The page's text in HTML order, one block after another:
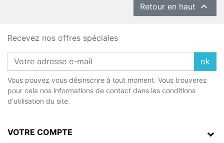
Retour en haut 
Recevez nos offres spéciales
ok
Vous pouvez vous désinscrire à tout moment. Vous trouverez
pour cela nos informations de contact dans les conditions
d'utilisation du site.
VOTRE COMPTE